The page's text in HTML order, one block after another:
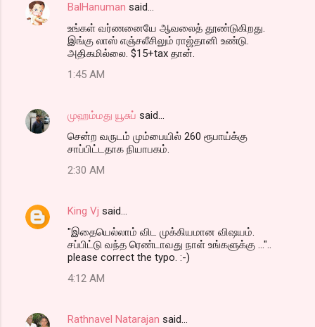
e
BalHanuman said…
உங்கள் வர்ணனையே ஆவலைத் தூண்டுகிறது.
இங்கு லாஸ் எஞ்சலீசிலும் ராஜ்தானி உண்டு.
அதிகமில்லை. $15+tax தான்.
1:45 AM
முஹம்மது யூசுப் said…
சென்ற வருடம் மும்பையில் 260 ரூபாய்க்கு
சாப்பிட்டதாக நியாபகம்.
2:30 AM
King Vj said…
"இதையெல்லாம் விட முக்கியமான விஷயம்.
சப்பிட்டு வந்த ரெண்டாவது நாள் உங்களுக்கு ..."..
please correct the typo. :-)
4:12 AM
Rathnavel Natarajan said…